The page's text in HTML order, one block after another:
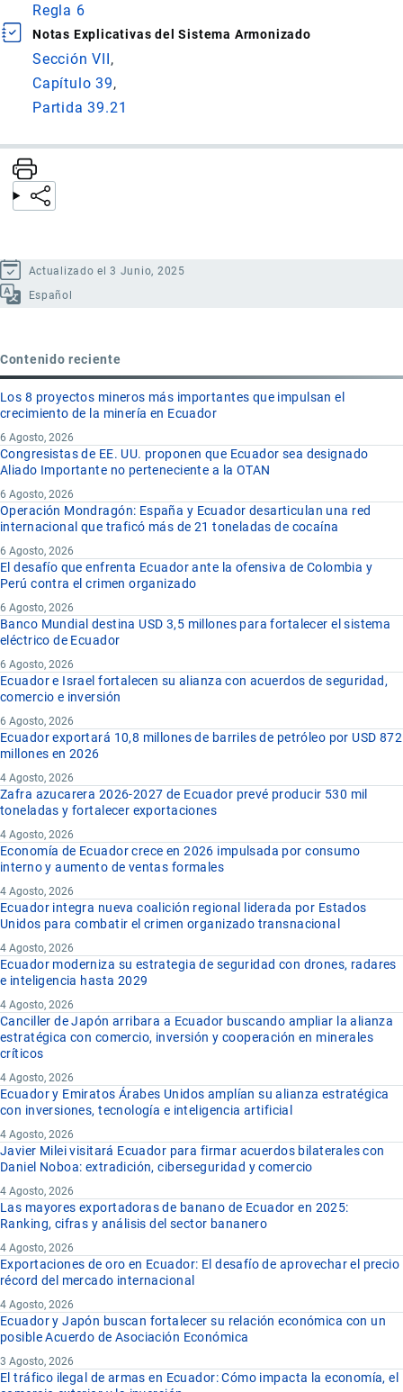
Regla 6
Notas Explicativas del Sistema Armonizado
Sección VII
Capítulo 39
Partida 39.21
Actualizado el 3 Junio, 2025
Español
Contenido reciente
Los 8 proyectos mineros más importantes que impulsan el
crecimiento de la minería en Ecuador
6 Agosto, 2026
Congresistas de EE. UU. proponen que Ecuador sea designado
Aliado Importante no perteneciente a la OTAN
6 Agosto, 2026
Operación Mondragón: España y Ecuador desarticulan una red
internacional que traficó más de 21 toneladas de cocaína
6 Agosto, 2026
El desafío que enfrenta Ecuador ante la ofensiva de Colombia y
Perú contra el crimen organizado
6 Agosto, 2026
Banco Mundial destina USD 3,5 millones para fortalecer el sistema
eléctrico de Ecuador
6 Agosto, 2026
Ecuador e Israel fortalecen su alianza con acuerdos de seguridad,
comercio e inversión
6 Agosto, 2026
Ecuador exportará 10,8 millones de barriles de petróleo por USD 872
millones en 2026
4 Agosto, 2026
Zafra azucarera 2026-2027 de Ecuador prevé producir 530 mil
toneladas y fortalecer exportaciones
4 Agosto, 2026
Economía de Ecuador crece en 2026 impulsada por consumo
interno y aumento de ventas formales
4 Agosto, 2026
Ecuador integra nueva coalición regional liderada por Estados
Unidos para combatir el crimen organizado transnacional
4 Agosto, 2026
Ecuador moderniza su estrategia de seguridad con drones, radares
e inteligencia hasta 2029
4 Agosto, 2026
Canciller de Japón arribara a Ecuador buscando ampliar la alianza
estratégica con comercio, inversión y cooperación en minerales
críticos
4 Agosto, 2026
Ecuador y Emiratos Árabes Unidos amplían su alianza estratégica
con inversiones, tecnología e inteligencia artificial
4 Agosto, 2026
Javier Milei visitará Ecuador para firmar acuerdos bilaterales con
Daniel Noboa: extradición, ciberseguridad y comercio
4 Agosto, 2026
Las mayores exportadoras de banano de Ecuador en 2025:
Ranking, cifras y análisis del sector bananero
4 Agosto, 2026
Exportaciones de oro en Ecuador: El desafío de aprovechar el precio
récord del mercado internacional
4 Agosto, 2026
Ecuador y Japón buscan fortalecer su relación económica con un
posible Acuerdo de Asociación Económica
3 Agosto, 2026
El tráfico ilegal de armas en Ecuador: Cómo impacta la economía, el